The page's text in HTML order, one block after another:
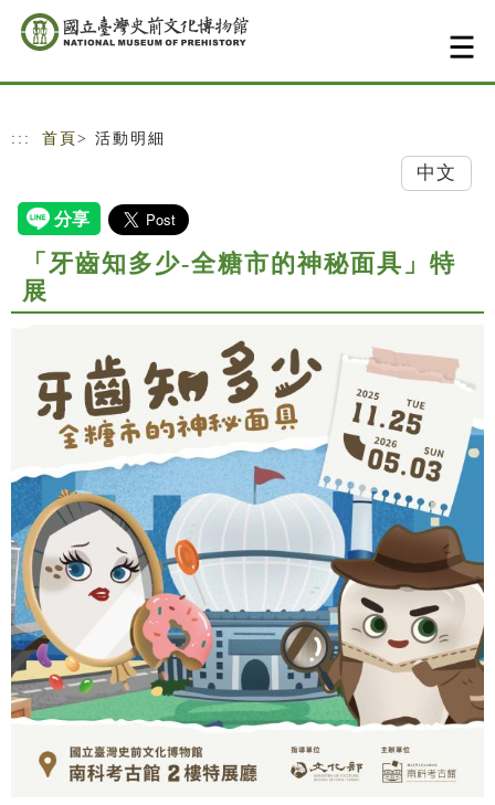
跳到主要內容
網站導覽
::: 首頁 > 活動明細
中文
「牙齒知多少-全糖市的神秘面具」特
展